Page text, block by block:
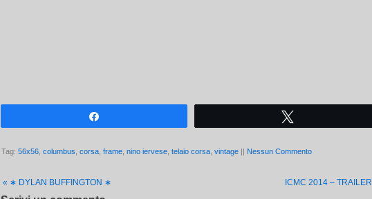
Tag: 56x56 columbus corsa frame nino iervese telaio corsa vintage || Nessun Commento
« ∗ DYLAN BUFFINGTON ∗ ICMC 2014 – TRAILER